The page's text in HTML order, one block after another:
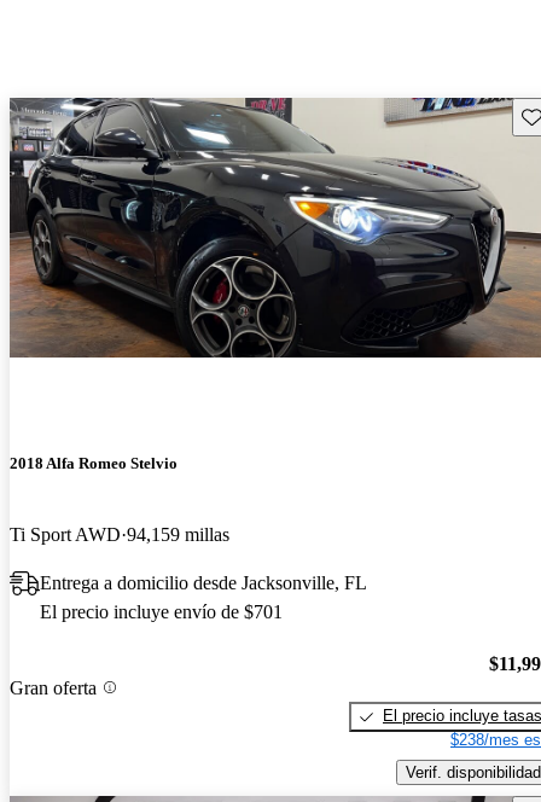
2018 Alfa Romeo Stelvio
Ti Sport AWD 94,159 millas
Entrega a domicilio desde Jacksonville, FL
El precio incluye envío de $701
Gran oferta
El precio incluye tasas
$238/mes
Verif. disponibilidad